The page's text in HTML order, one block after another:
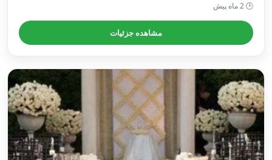
🕒 2 ماه پیش
مشاهده جزئیات